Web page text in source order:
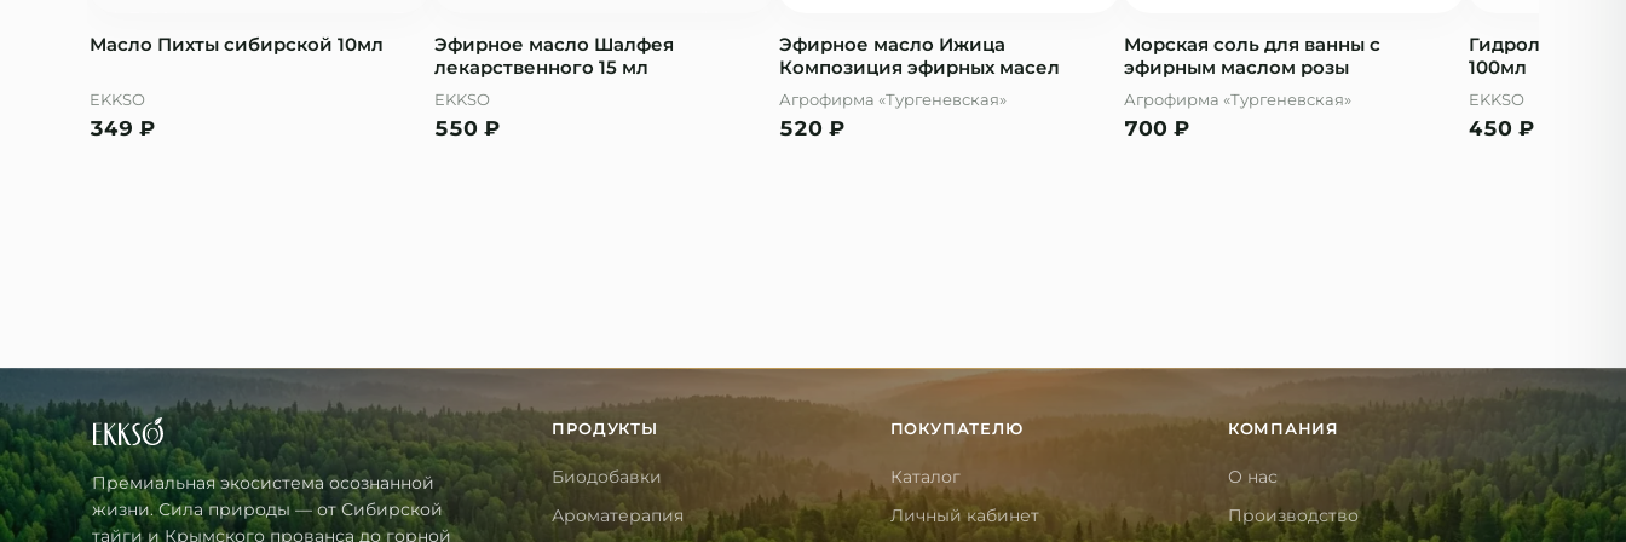
Масло Пихты сибирской 10мл
EKKSO
349 ₽
Эфирное масло Шалфея
лекарственного 15 мл
EKKSO
550 ₽
Эфирное масло Ижица
Композиция эфирных масел
Агрофирма «Тургеневская»
520 ₽
Морская соль для ванны с
эфирным маслом розы
Агрофирма «Тургеневская»
700 ₽
Гидролат Роза
100мл
EKKSO
450 ₽
Премиальная экосистема осознанной
жизни. Сила природы — от Сибирской
тайги и Крымского прованса до горной
ПРОДУКТЫ
Биодобавки
Ароматерапия
ПОКУПАТЕЛЮ
Каталог
Личный кабинет
КОМПАНИЯ
О нас
Производство